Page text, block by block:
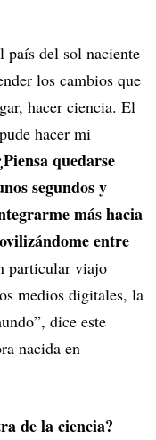
país del sol naciente
los cambios que
hacer ciencia. El
hacer mi
quedarse
segundos y
más hacia
entre
particular viajo
medios digitales, la
dice este
nacida en
de la ciencia?